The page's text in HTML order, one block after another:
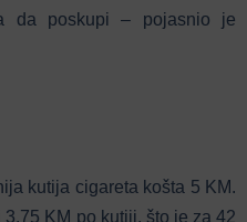
da poskupi – pojasnio je
kutija cigareta košta 5 KM.
KM po kutiji, što je za 42